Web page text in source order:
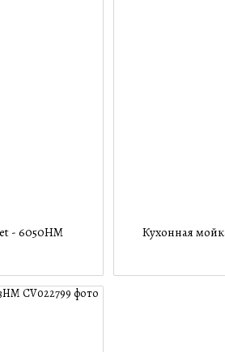
- 6050HM
Кухонная